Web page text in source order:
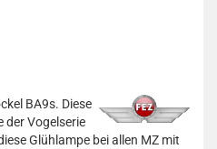
BA9s. Diese
der Vogelserie
Glühlampe bei allen MZ mit